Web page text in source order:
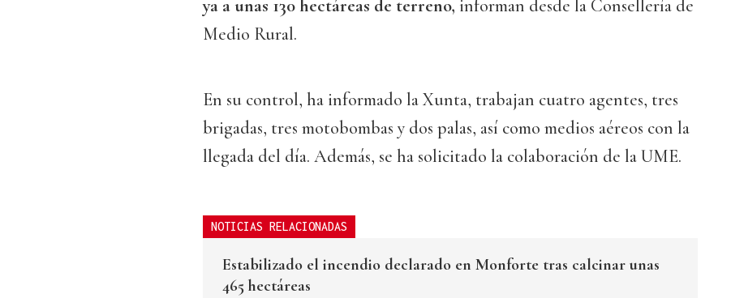
ya a unas 130 hectáreas de terreno, informan desde la Consellería de
Medio Rural.
En su control, ha informado la Xunta, trabajan cuatro agentes, tres
brigadas, tres motobombas y dos palas, así como medios aéreos con la
llegada del día. Además, se ha solicitado la colaboración de la UME.
NOTICIAS RELACIONADAS
Estabilizado el incendio declarado en Monforte tras calcinar unas
465 hectáreas